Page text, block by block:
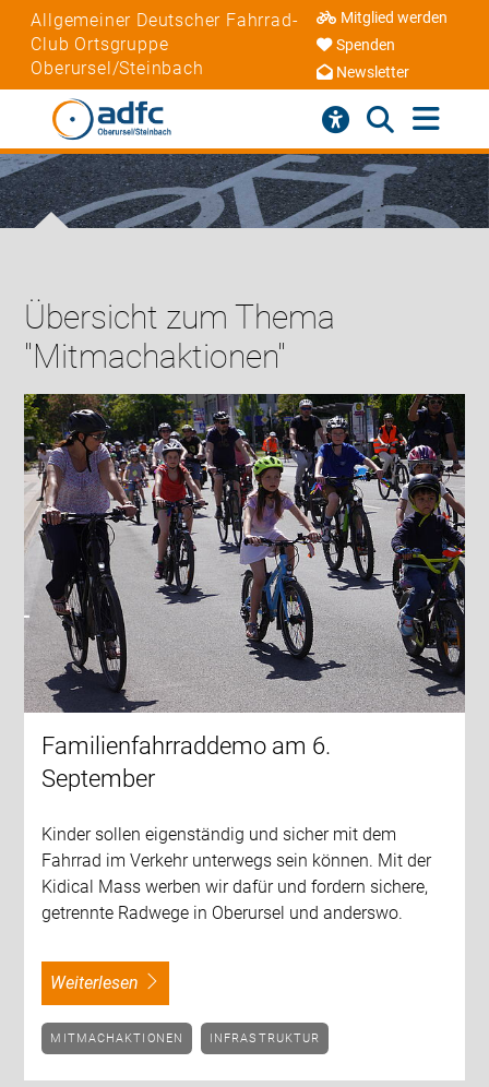
Allgemeiner Deutscher Fahrrad-
Club Ortsgruppe
Oberursel/Steinbach
Mitglied werden
Spenden
Newsletter
Übersicht zum Thema
"Mitmachaktionen"
Familienfahrraddemo am 6.
September
Kinder sollen eigenständig und sicher mit dem
Fahrrad im Verkehr unterwegs sein können. Mit der
Kidical Mass werben wir dafür und fordern sichere,
getrennte Radwege in Oberursel und anderswo.
weiterlesen
MITMACHAKTIONEN INFRASTRUKTUR